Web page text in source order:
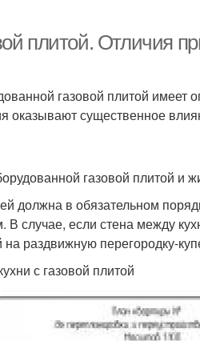
плитой. Отличия
газовой плитой имеет
оказывают существенное
газовой плитой и
в обязательном
В случае, если стена между
раздвижную перегородку-
с газовой плитой